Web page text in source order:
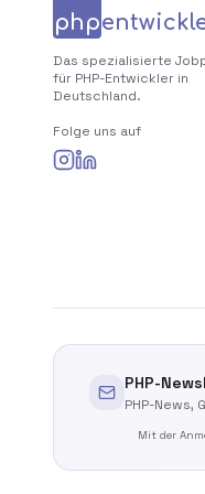
php
Das spezialisierte
für PHP-Entwickler in
Deutschland.
Folge uns auf
PHP-
PHP-
Mit der